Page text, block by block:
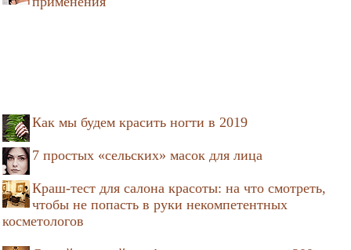
Как мы будем красить ногти в 2019
7 простых «сельских» масок для лица
Краш-тест для салона красоты: на что смотреть,
чтобы не попасть в руки некомпетентных
косметологов